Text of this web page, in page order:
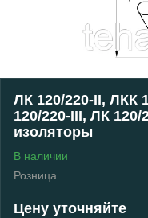
ЛК 120/220-II, ЛКК
120/220-III, ЛК 120/
изоляторы
В наличии
Розница
Цену уточняйте